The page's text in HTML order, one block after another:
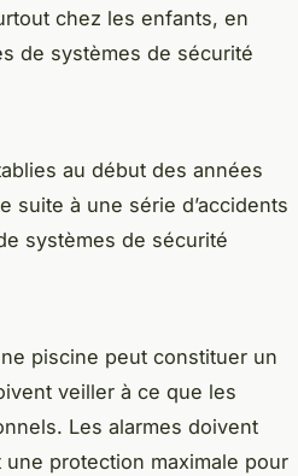
chez les enfants, en
de systèmes de sécurité
au début des années
suite à une série d’accidents
systèmes de sécurité
piscine peut constituer un
veiller à ce que les
Les alarmes doivent
une protection maximale pour